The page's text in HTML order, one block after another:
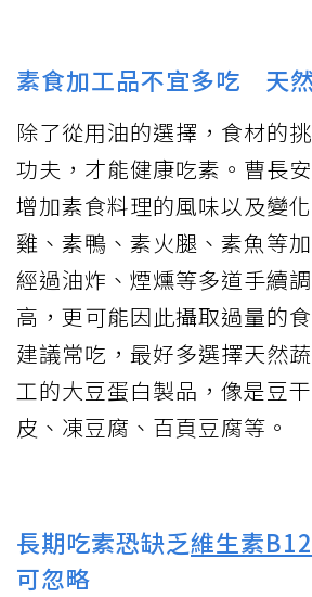
素食加工品不宜多吃 天
除了從用油的選擇，食材的
功夫，才能健康吃素。曹長
增加素食料理的風味以及變
雞、素鴨、素火腿、素魚等
經過油炸、煙燻等多道手續
高，更可能因此攝取過量的
建議常吃，最好多選擇天然
工的大豆蛋白製品，像是豆
皮、凍豆腐、百頁豆腐等。
長期吃素恐缺乏維生素B12
可忽略